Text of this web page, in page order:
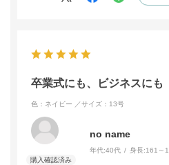
卒業式にも、ビジネスにも
色：ネイビー ／サイズ：13号
no name
年代:40代 身長:161～